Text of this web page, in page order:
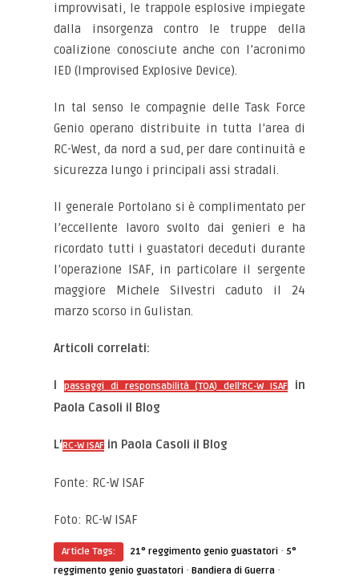
improvvisati, le trappole esplosive impiegate
dalla insorgenza contro le truppe della
coalizione conosciute anche con l’acronimo
IED (Improvised Explosive Device).
In tal senso le compagnie delle Task Force
Genio operano distribuite in tutta l’area di
RC-West, da nord a sud, per dare continuità e
sicurezza lungo i principali assi stradali.
Il generale Portolano si è complimentato per
l’eccellente lavoro svolto dai genieri e ha
ricordato tutti i guastatori deceduti durante
l’operazione ISAF, in particolare il sergente
maggiore Michele Silvestri caduto il 24
marzo scorso in Gulistan.
Articoli correlati:
Ipassaggi di responsabilità (TOA) dell’RC-W ISAF
in
Paola Casoli il Blog
L’RC-W ISAF in Paola Casoli il Blog
Fonte: RC-W ISAF
Foto: RC-W ISAF
Article Tags: 21° reggimento genio guastatori ·5°
reggimento genio guastatori ·Bandiera di Guerra ·